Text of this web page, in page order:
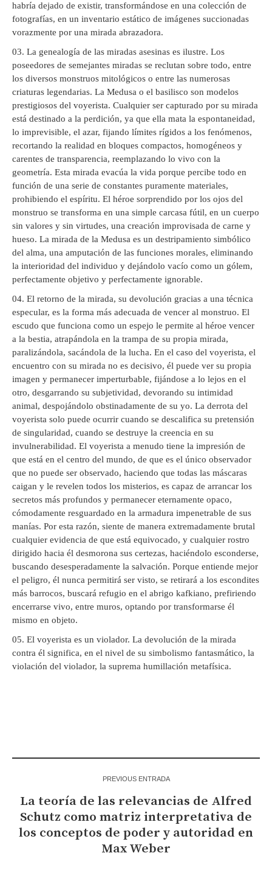
habría dejado de existir, transformándose en una colección de
fotografías, en un inventario estático de imágenes succionadas
vorazmente por una mirada abrazadora.
La genealogía de las miradas asesinas es ilustre. Los
poseedores de semejantes miradas se reclutan sobre todo, entre
los diversos monstruos mitológicos o entre las numerosas
criaturas legendarias. La Medusa o el basilisco son modelos
prestigiosos del voyerista. Cualquier ser capturado por su mirada
está destinado a la perdición, ya que ella mata la espontaneidad,
lo imprevisible, el azar, fijando límites rígidos a los fenómenos,
recortando la realidad en bloques compactos, homogéneos y
carentes de transparencia, reemplazando lo vivo con la
geometría. Esta mirada evacúa la vida porque percibe todo en
función de una serie de constantes puramente materiales,
prohibiendo el espíritu. El héroe sorprendido por los ojos del
monstruo se transforma en una simple carcasa fútil, en un cuerpo
sin valores y sin virtudes, una creación improvisada de carne y
hueso. La mirada de la Medusa es un destripamiento simbólico
del alma, una amputación de las funciones morales, eliminando
la interioridad del individuo y dejándolo vacío como un gólem,
perfectamente objetivo y perfectamente ignorable.
El retorno de la mirada, su devolución gracias a una técnica
especular, es la forma más adecuada de vencer al monstruo. El
escudo que funciona como un espejo le permite al héroe vencer
a la bestia, atrapándola en la trampa de su propia mirada,
paralizándola, sacándola de la lucha. En el caso del voyerista, el
encuentro con su mirada no es decisivo, él puede ver su propia
imagen y permanecer imperturbable, fijándose a lo lejos en el
otro, desgarrando su subjetividad, devorando su intimidad
animal, despojándolo obstinadamente de su yo. La derrota del
voyerista solo puede ocurrir cuando se descalifica su pretensión
de singularidad, cuando se destruye la creencia en su
invulnerabilidad. El voyerista a menudo tiene la impresión de
que está en el centro del mundo, de que es el único observador
que no puede ser observado, haciendo que todas las máscaras
caigan y le revelen todos los misterios, es capaz de arrancar los
secretos más profundos y permanecer eternamente opaco,
cómodamente resguardado en la armadura impenetrable de sus
manías. Por esta razón, siente de manera extremadamente brutal
cualquier evidencia de que está equivocado, y cualquier rostro
dirigido hacia él desmorona sus certezas, haciéndolo esconderse,
buscando desesperadamente la salvación. Porque entiende mejor
el peligro, él nunca permitirá ser visto, se retirará a los escondites
más barrocos, buscará refugio en el abrigo kafkiano, prefiriendo
encerrarse vivo, entre muros, optando por transformarse él
mismo en objeto.
El voyerista es un violador. La devolución de la mirada
contra él significa, en el nivel de su simbolismo fantasmático, la
violación del violador, la suprema humillación metafísica.
PREVIOUS ENTRADA
La teoría de las relevancias de Alfred
Schutz como matriz interpretativa de
los conceptos de poder y autoridad en
Max Weber